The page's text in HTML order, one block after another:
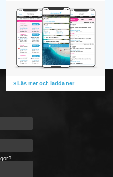
» Läs mer och ladda ner